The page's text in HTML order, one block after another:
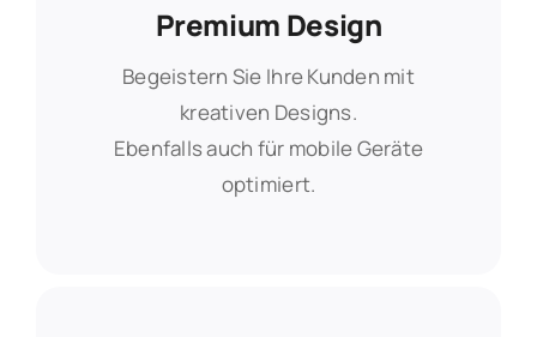
Premium Design
Begeistern Sie Ihre Kunden mit
kreativen Designs.
Ebenfalls auch für mobile Geräte
optimiert.
Premium Design
Begeistern Sie Ihre Kunden mit
kreativen Designs.
Ebenfalls auch für mobile Geräte
optimiert.